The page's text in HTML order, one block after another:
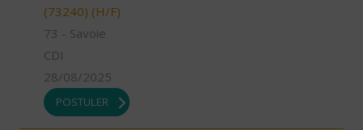
(73240) (H/F)
73 - Savoie
CDI
28/08/2025
POSTULER